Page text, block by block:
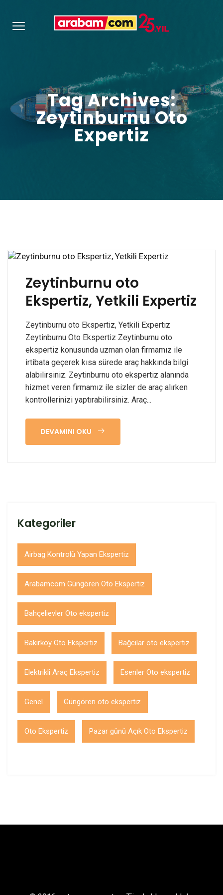
Tag Archives:
Zeytinburnu Oto
Expertiz
Zeytinburnu oto
Ekspertiz, Yetkili Expertiz
Zeytinburnu oto Ekspertiz, Yetkili Expertiz
Zeytinburnu Oto Ekspertiz Zeytinburnu oto
ekspertiz konusunda uzman olan firmamız ile
irtibata geçerek kısa sürede araç hakkında bilgi
alabilirsiniz. Zeytinburnu oto ekspertiz alanında
hizmet veren firmamız ile sizler de araç alırken
kontrollerinizi yaptırabilirsiniz. Araç...
DEVAMINI OKU
Kategoriler
Airbag Kontrolü Yapan Ekspertiz
Arabamcom Güngören Oto Ekspertiz
Bahçelievler Oto ekspertiz
Bakırköy Oto Ekspertiz Bağcılar oto ekspertiz
Elektrikli Araç Ekspertiz Esenler Oto ekspertiz
Genel Güngören oto ekspertiz
Oto Ekspertiz Pazar günü Açık Oto Ekspertiz